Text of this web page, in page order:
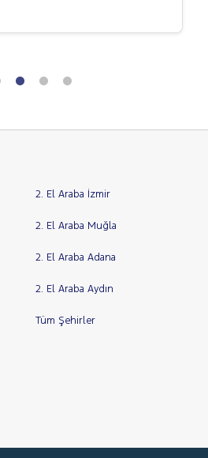
2. El Araba İzmir
2. El Araba Muğla
2. El Araba Adana
2. El Araba Aydın
Tüm Şehirler